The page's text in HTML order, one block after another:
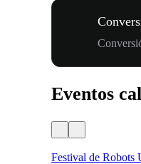
Eventos
Festival de Robots